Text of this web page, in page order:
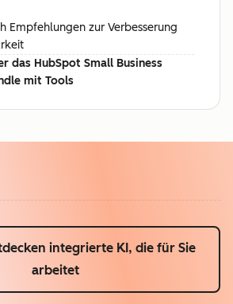
Empfehlungen zur Verbesserung
das HubSpot Small Business
mit Tools
integrierte KI, die für Sie
arbeitet